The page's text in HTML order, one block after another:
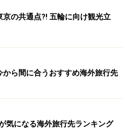
京の共通点?! 五輪に向け観光立
から間に合うおすすめ海外旅行先
気になる海外旅行先ランキング